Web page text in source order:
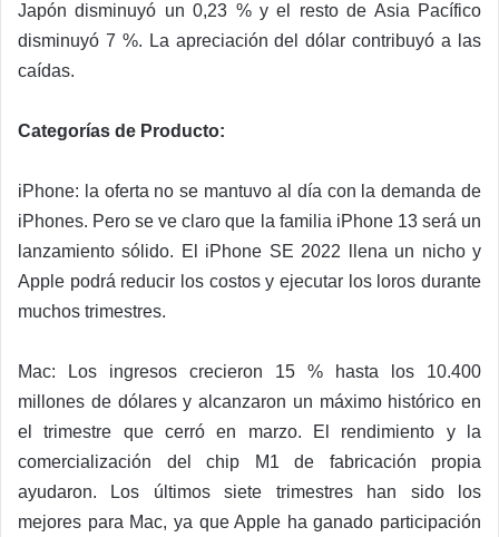
Japón disminuyó un 0,23 % y el resto de Asia Pacífico
disminuyó 7 %. La apreciación del dólar contribuyó a las
caídas.
Categorías de Producto:
iPhone: la oferta no se mantuvo al día con la demanda de
iPhones. Pero se ve claro que la familia iPhone 13 será un
lanzamiento sólido. El iPhone SE 2022 llena un nicho y
Apple podrá reducir los costos y ejecutar los loros durante
muchos trimestres.
Mac: Los ingresos crecieron 15 % hasta los 10.400
millones de dólares y alcanzaron un máximo histórico en
el trimestre que cerró en marzo. El rendimiento y la
comercialización del chip M1 de fabricación propia
ayudaron. Los últimos siete trimestres han sido los
mejores para Mac, ya que Apple ha ganado participación